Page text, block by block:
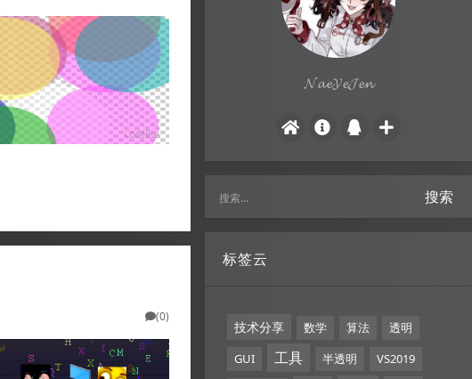
(0)
𝓝𝓪𝓮𝓨𝓮𝓙𝓮𝓷
搜索
标签云
技术分享 数学 算法
透明
GUI
工具 半透明
VS2019